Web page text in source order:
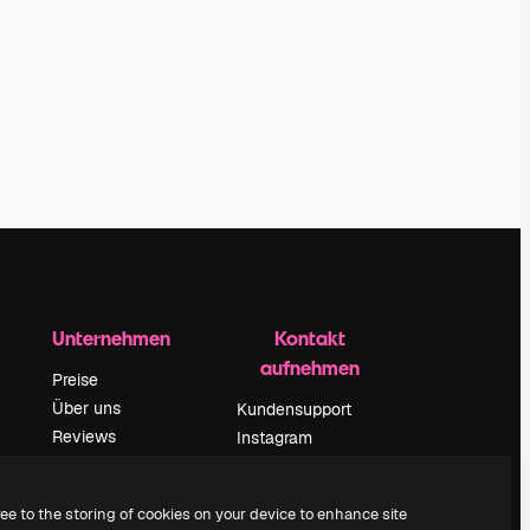
Unternehmen
Preise
Über uns
Reviews
Blog
Kontakt
aufnehmen
Kundensupport
Instagram
TikTok
to the storing of cookies on your device to enhance site